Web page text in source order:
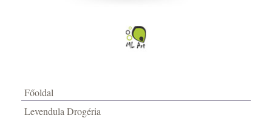
Főoldal
Levendula Drogéria